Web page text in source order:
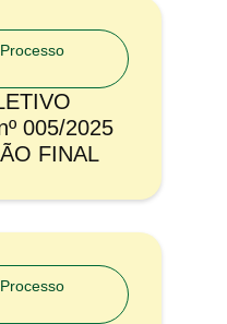
Processo
005/2025
FINAL
Processo